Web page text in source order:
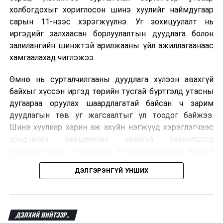
холбогдохыг хориглосон шинэ хуулийг наймдугаар
сарын 11-нээс хэрэгжүүлнэ. Уг зохицуулалт нь
иргэдийг залхаасан борлуулалтын дуудлага болон
залилангийн шинжтэй арилжааны үйл ажиллагаанаас
хамгаалахад чиглэжээ.
Өмнө нь сурталчилгааны дуудлага хүлээн авахгүй
байхыг хүссэн иргэд төрийн тусгай бүртгэлд утасны
дугаараа оруулах шаардлагатай байсан ч зарим
дуудлагын төв уг жагсаалтыг үл тоодог байжээ.
Шинэ хуулиар харин аж ахуйн нэгжүүд хэрэглэгчээс
урьдчилан зөвшөөрөл аваагүй тохиолдолд
болно. Иргэн өгсөн зөвшөөрлөө хүссэн үедээ цуцлах
Францын эрх баригчдын тооцоолсноор тус улсын
иргэдийн дөрөвний гурав орчим нь долоо хоног бүр
дор хаяж нэг удаа хүсээгүй сурталчилгааны дуудлага
ДЭЛГЭРЭНГҮЙ УНШИХ
ДЭЛХИЙ НИЙТЭЭР..